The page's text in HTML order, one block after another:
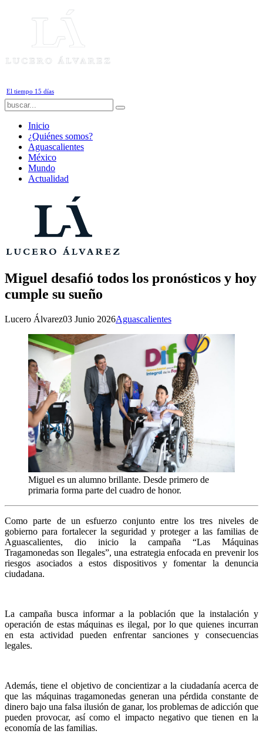
El tiempo 15 días
Inicio
¿Quiénes somos?
Aguascalientes
México
Mundo
Actualidad
Miguel desafió todos los pronósticos y hoy
cumple su sueño
Lucero Álvarez03 Junio 2026Aguascalientes
Miguel es un alumno brillante. Desde primero de
primaria forma parte del cuadro de honor.
Como parte de un esfuerzo conjunto entre los tres niveles de
gobierno para fortalecer la seguridad y proteger a las familias de
Aguascalientes, dio inicio la campaña “Las Máquinas
Tragamonedas son Ilegales”, una estrategia enfocada en prevenir los
riesgos asociados a estos dispositivos y fomentar la denuncia
ciudadana.
La campaña busca informar a la población que la instalación y
operación de estas máquinas es ilegal, por lo que quienes incurran
en esta actividad pueden enfrentar sanciones y consecuencias
legales.
Además, tiene el objetivo de concientizar a la ciudadanía acerca de
que las máquinas tragamonedas generan una pérdida constante de
dinero bajo una falsa ilusión de ganar, los problemas de adicción que
pueden provocar, así como el impacto negativo que tienen en la
economía de las familias.